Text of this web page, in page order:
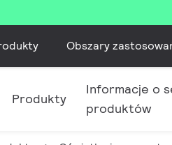
Obszary
Produkty
Informacje o
produktów